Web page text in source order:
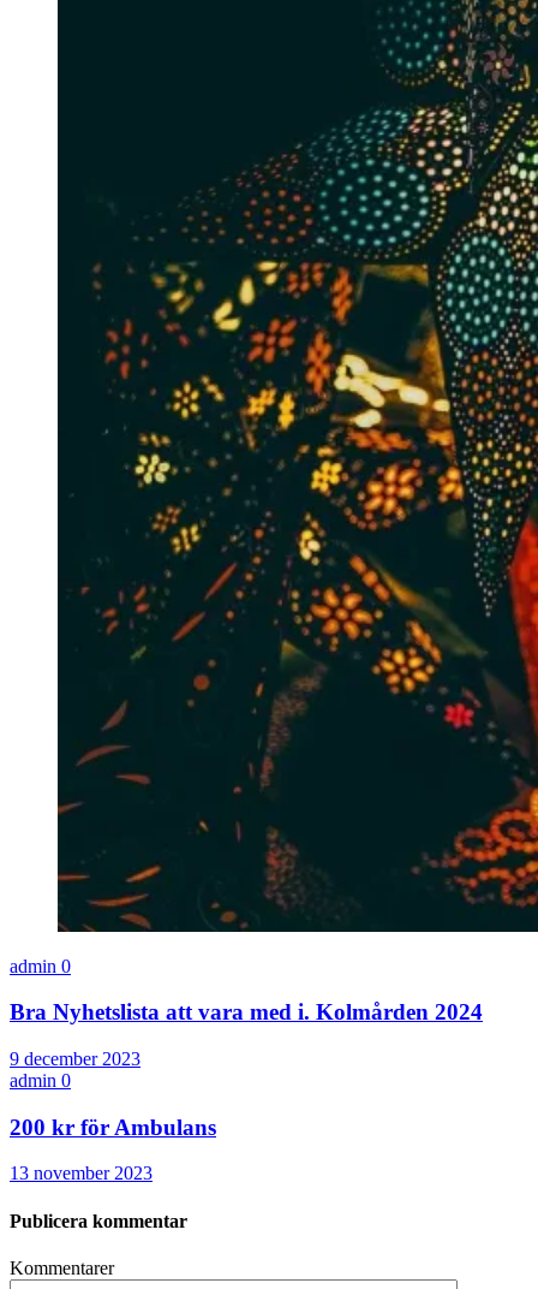
admin 0
Bra Nyhetslista att vara med i. Kolmården 2024
9 december 2023
admin 0
200 kr för Ambulans
13 november 2023
Publicera kommentar
Kommentarer